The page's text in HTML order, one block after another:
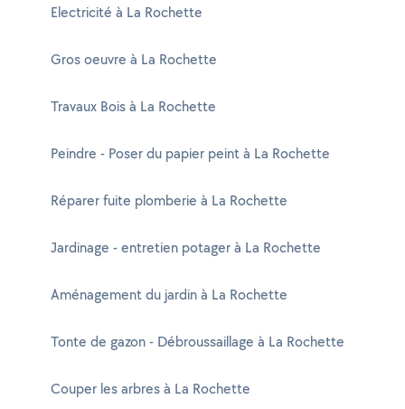
Electricité à La Rochette
Gros oeuvre à La Rochette
Travaux Bois à La Rochette
Peindre - Poser du papier peint à La Rochette
Réparer fuite plomberie à La Rochette
Jardinage - entretien potager à La Rochette
Aménagement du jardin à La Rochette
Tonte de gazon - Débroussaillage à La Rochette
Couper les arbres à La Rochette